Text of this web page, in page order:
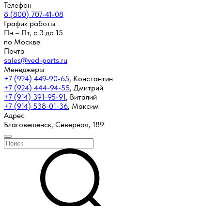
Телефон
8 (800) 707-41-08
График работы
Пн – Пт, с 3 до 15
по Москве
Почта
sales@ved-parts.ru
Менеджеры
+7 (924) 449-90-65, Константин
+7 (924) 444-94-55, Дмитрий
+7 (914) 391-95-91, Виталий
+7 (914) 538-01-36, Максим
Адрес
Благовещенск, Северная, 189